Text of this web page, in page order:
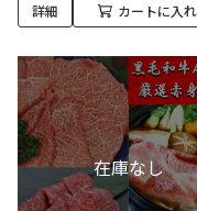
詳細 カートに入